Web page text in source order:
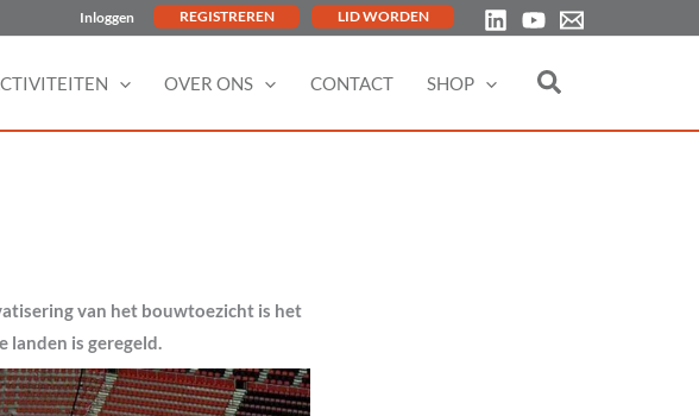
Inloggen REGISTREREN LID WORDEN
OVER ONS CONTACT SHOP
van het bouwtoezicht is het
landen is geregeld.